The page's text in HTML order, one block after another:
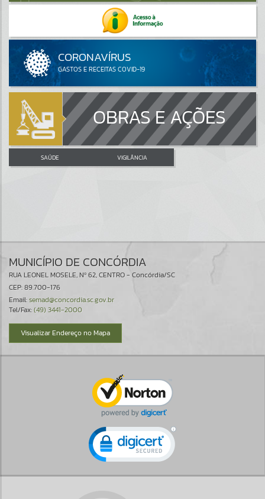
OBRAS E AÇÕES
SAÚDE VIGILÂNCIA
MUNICÍPIO DE CONCÓRDIA
RUA LEONEL MOSELE, Nº 62, CENTRO - Concórdia/SC
CEP: 89.700-176
Email:semad@concordia.sc.gov.br
Tel/Fax:(49) 3441-2000
Visualizar Endereço no Mapa